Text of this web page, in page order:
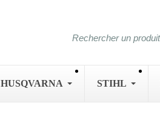
HUSQVARNA STIHL